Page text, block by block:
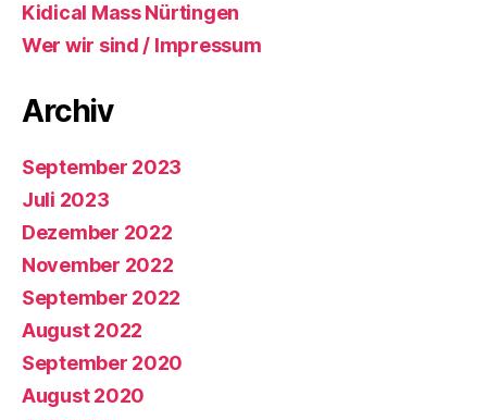
Kidical Mass Nürtingen
Wer wir sind / Impressum
Archiv
September 2023
Juli 2023
Dezember 2022
November 2022
September 2022
August 2022
September 2020
August 2020